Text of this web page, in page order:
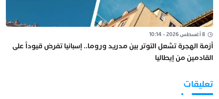
8 أغسطس 2026 - 10:14
أزمة الهجرة تشعل التوتر بين مدريد وروما.. إسبانيا تفرض قيوداً على
القادمين من إيطاليا
تعليقات